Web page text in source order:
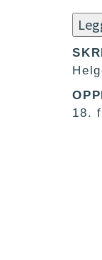
18.